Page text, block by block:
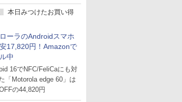
みた
本日みつけたお買い得
ーラのAndroidスマホ
17,820円！Amazonで
中
16でNFC/FeliCaにも対
「Motorola edge 60」は
の44,820円